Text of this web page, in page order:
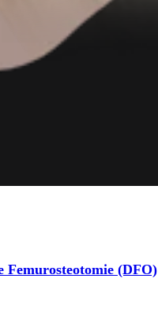
(DFO)